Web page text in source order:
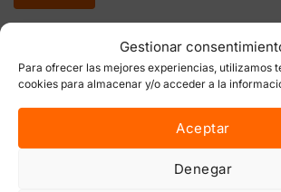
Gestionar
Para ofrecer las mejores experiencias, utilizamos
cookies para almacenar y/o acceder a la
Aceptar
Denegar
ENVÍOS, DEVOLUCIONES Y PAGOS
¿Mi envío es discreto?